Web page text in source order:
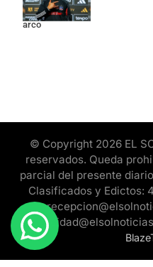
dar pelea por el
arco
© Copyright 2026 EL
reservados. Queda
parcial del presente
Clasificados y Edictos: